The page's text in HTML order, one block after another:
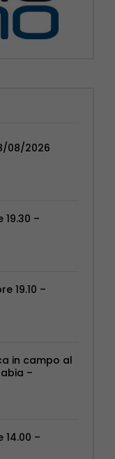
08/2026
–
19.10 –
in campo al
–
–